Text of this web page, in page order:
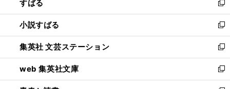
く
で
開
く
ド
ウ
で
開
く
すばる
新
し
い
ウ
ィ
ン
ド
ウ
小説すばる
新
し
い
ウ
ィ
ン
集英社 文芸ステーション
新
し
い
ウ
web 集英社文庫
新
し